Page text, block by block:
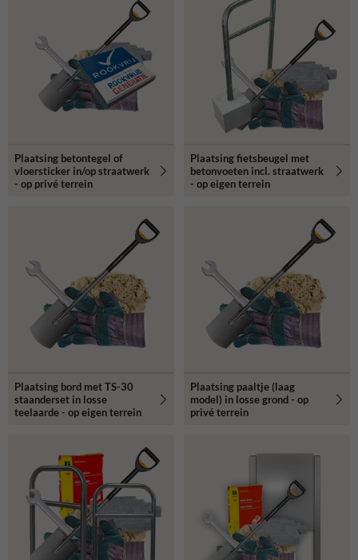
Plaatsing betontegel of
vloersticker in/op straatwerk
- op privé terrein
Plaatsing fietsbeugel met
betonvoeten incl. straatwerk
- op eigen terrein
Plaatsing bord met TS-30
staanderset in losse
teelaarde - op eigen terrein
Plaatsing paaltje (laag
model) in losse grond - op
privé terrein